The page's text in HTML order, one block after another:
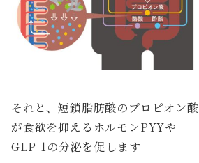
それと、短鎖脂肪酸のプロピオン酸
が食欲を抑えるホルモンPYYや
GLP-1の分泌を促します